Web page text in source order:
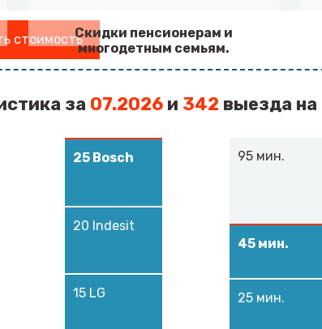
Скидки пенсионерам и
многодетным семьям.
стоимость
за 07.2026 и 342 выезда на
25Bosch
20 Indesit
15LG
95мин.
45мин.
25мин.